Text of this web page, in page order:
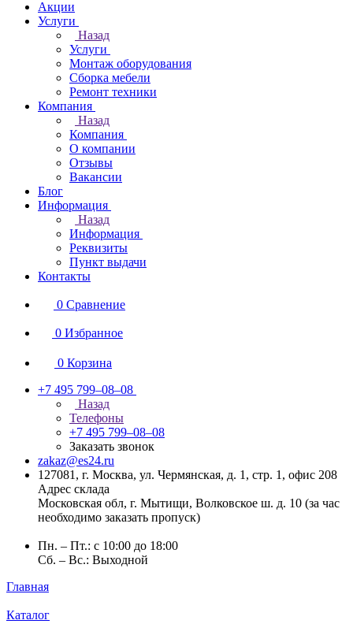
Акции
Услуги
Назад
Услуги
Монтаж оборудования
Сборка мебели
Ремонт техники
Компания
Назад
Компания
О компании
Отзывы
Вакансии
Блог
Информация
Назад
Информация
Реквизиты
Пункт выдачи
Контакты
0 Сравнение
0 Избранное
0 Корзина
+7 495 799–08–08
Назад
Телефоны
+7 495 799–08–08
Заказать звонок
zakaz@es24.ru
127081, г. Москва, ул. Чермянская, д. 1, стр. 1, офис 208
Адрес склада
Московская обл, г. Мытищи, Волковское ш. д. 10 (за час
необходимо заказать пропуск)
Пн. – Пт.: с 10:00 до 18:00
Сб. – Вс.: Выходной
Главная
Каталог